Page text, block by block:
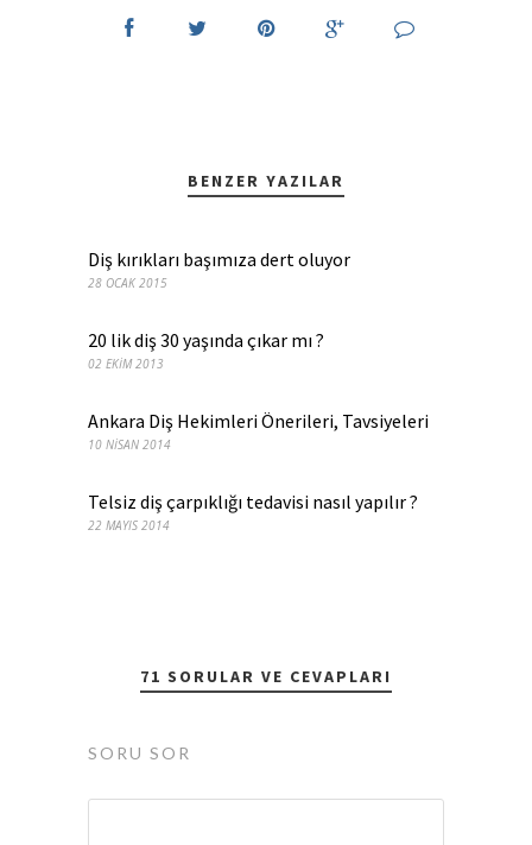
BENZER YAZILAR
Diş kırıkları başımıza dert oluyor
28 OCAK 2015
20 lik diş 30 yaşında çıkar mı ?
02 EKIM 2013
Ankara Diş Hekimleri Önerileri, Tavsiyeleri
10 NISAN 2014
Telsiz diş çarpıklığı tedavisi nasıl yapılır ?
22 MAYIS 2014
71 SORULAR VE CEVAPLARI
SORU SOR